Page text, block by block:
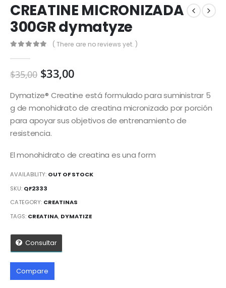
CREATINE MICRONIZADA
300GR dymatyze
( There are no reviews yet. )
$35,00 $33,00
Dymatize® Creatine está formulado para suministrar 5
g de monohidrato de creatina micronizado por porción
para apoyar sus objetivos de entrenamiento de
resistencia.
El monohidrato de creatina es una form
AVAILABILITY: OUT OF STOCK
SKU: QF2333
CATEGORY: CREATINAS
TAGS: CREATINA, DYMATIZE
Consultar
Compare